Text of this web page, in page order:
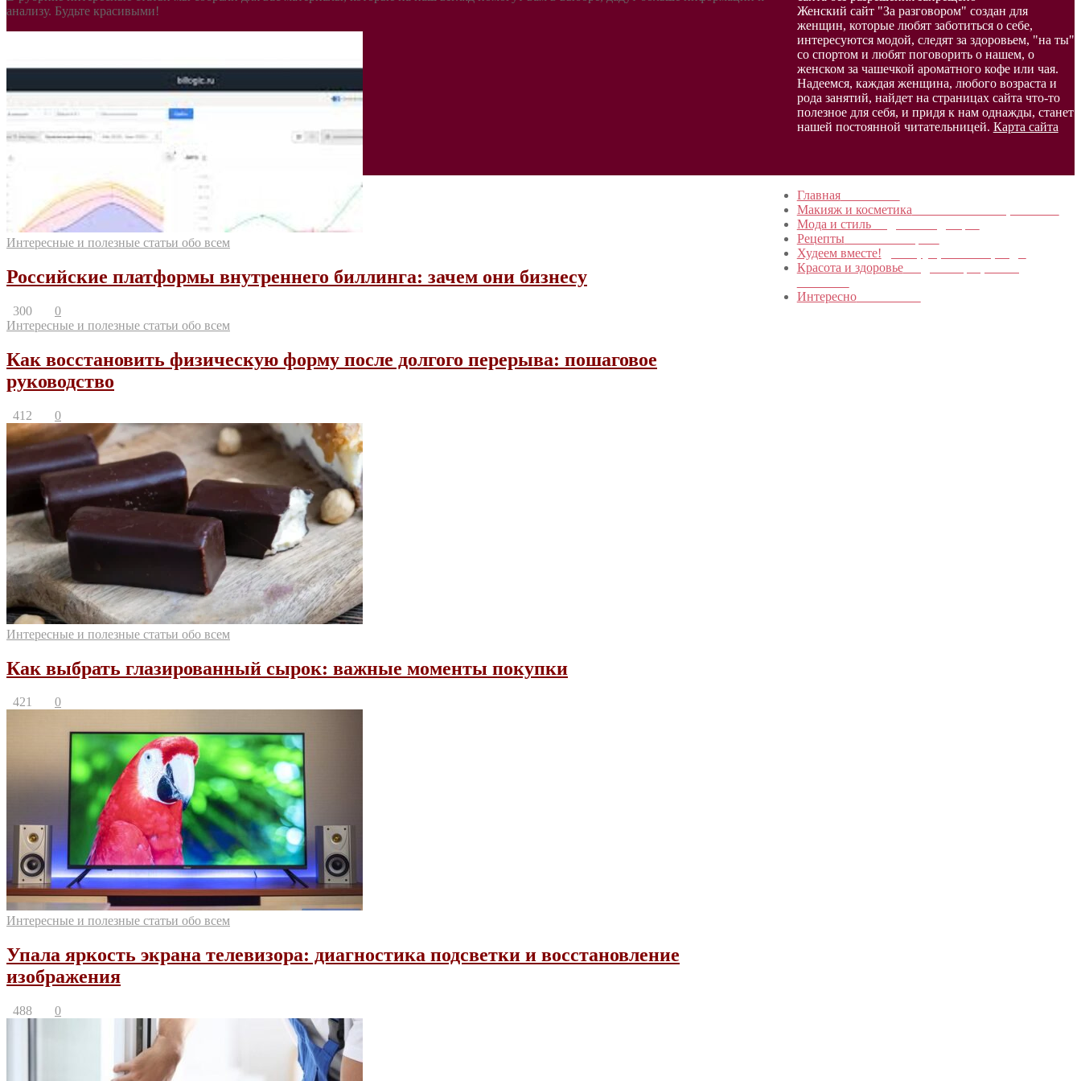
анализу. Будьте красивыми!
Интересные и полезные статьи обо всем
Российские платформы внутреннего биллинга: зачем они бизнесу
300 0
Интересные и полезные статьи обо всем
Как восстановить физическую форму после долгого перерыва: пошаговое
руководство
412 0
Интересные и полезные статьи обо всем
Как выбрать глазированный сырок: важные моменты покупки
421 0
Интересные и полезные статьи обо всем
Упала яркость экрана телевизора: диагностика подсветки и восстановление
изображения
488 0
Женский сайт "За разговором" создан для
женщин, которые любят заботиться о себе,
интересуются модой, следят за здоровьем, "на ты"
со спортом и любят поговорить о нашем, о
женском за чашечкой ароматного кофе или чая.
Надеемся, каждая женщина, любого возраста и
рода занятий, найдет на страницах сайта что-то
полезное для себя, и придя к нам однажды, станет
нашей постоянной читательницей. Карта сайта
Главнаяв начало…
Макияж и косметика
Мода и стильМодные тенденции
РецептыПошагово с фото
Худеем вместе!
Красота и здоровьеУход за лицом, телом,
ИнтересноОбо всем…